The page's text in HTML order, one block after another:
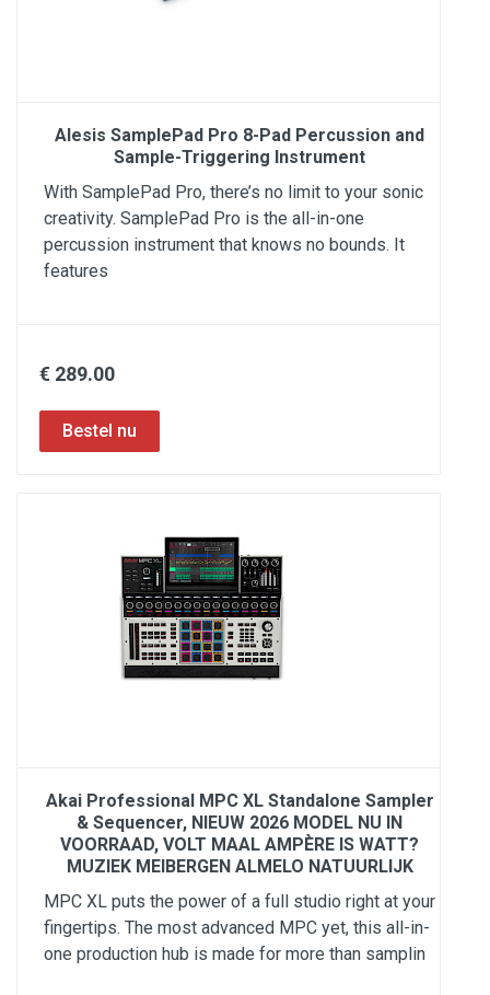
Alesis SamplePad Pro 8-Pad Percussion and
Sample-Triggering Instrument
With SamplePad Pro, there’s no limit to your sonic
creativity. SamplePad Pro is the all-in-one
percussion instrument that knows no bounds. It
features
€ 289.00
Akai Professional MPC XL Standalone Sampler
& Sequencer, NIEUW 2026 MODEL NU IN
VOORRAAD, VOLT MAAL AMPÈRE IS WATT?
MUZIEK MEIBERGEN ALMELO NATUURLIJK
MPC XL puts the power of a full studio right at your
fingertips. The most advanced MPC yet, this all-in-
one production hub is made for more than samplin